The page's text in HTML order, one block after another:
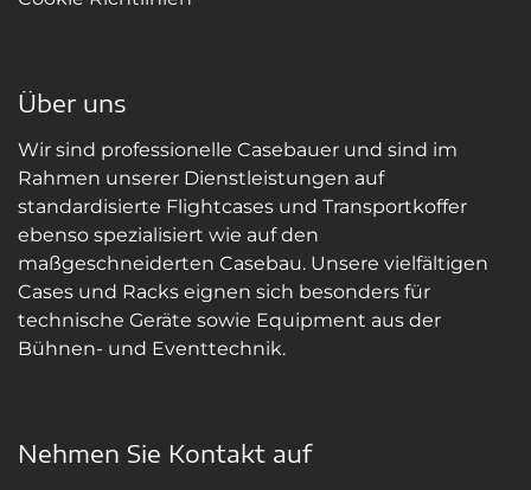
Über uns
Wir sind professionelle Casebauer und sind im
Rahmen unserer Dienstleistungen auf
standardisierte Flightcases und Transportkoffer
ebenso spezialisiert wie auf den
maßgeschneiderten Casebau. Unsere vielfältigen
Cases und Racks eignen sich besonders für
technische Geräte sowie Equipment aus der
Bühnen- und Eventtechnik.
Nehmen Sie Kontakt auf